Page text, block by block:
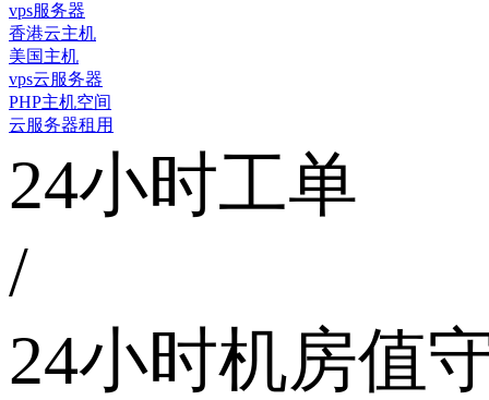
vps服务器
香港云主机
美国主机
vps云服务器
PHP主机空间
云服务器租用
24小时工单
/
24小时机房值